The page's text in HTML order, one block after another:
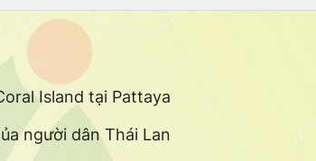
Island tại Pattaya
người dân Thái Lan